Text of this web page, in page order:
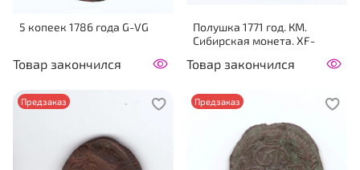
5 копеек 1786 года G-VG
Товар закончился
Полушка 1771 год. КМ.
Сибирская монета. XF-
Товар закончился
Предзаказ Предзаказ